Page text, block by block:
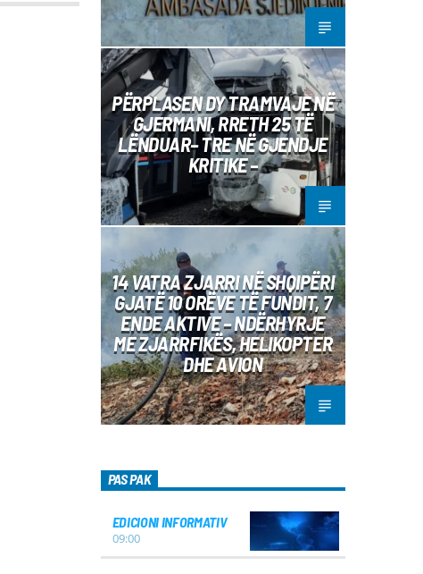
PËRPLASEN DY TRAMVAJE NË
GJERMANI, RRETH 25 TË
LËNDUAR– TRE NË GJENDJE
KRITIKE –
14 VATRA ZJARRI NË SHQIPËRI
GJATË 10 ORËVE TË FUNDIT, 7
ENDE AKTIVE – NDËRHYRJE
ME ZJARRFIKËS, HELIKOPTER
DHE AVION
PAS PAK
EDICIONI INFORMATIV
09:00